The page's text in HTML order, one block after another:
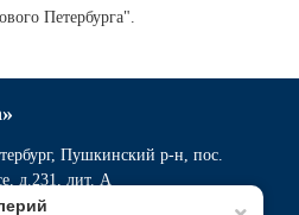
Петербурга".
Пушкинский р-н, пос.
д.231, лит. А